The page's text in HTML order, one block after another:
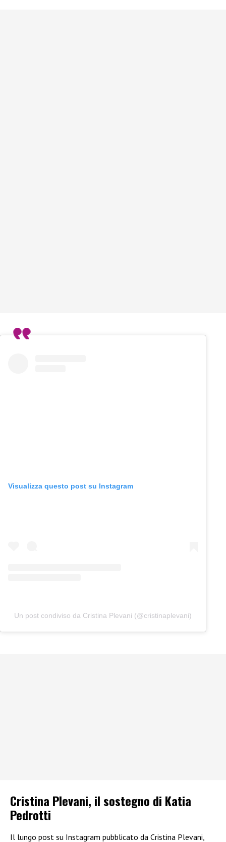
Visualizza questo post su Instagram
Un post condiviso da Cristina Plevani (@cristinaplevani)
Cristina Plevani, il sostegno di Katia
Pedrotti
Il lungo post su Instagram pubblicato da Cristina Plevani,